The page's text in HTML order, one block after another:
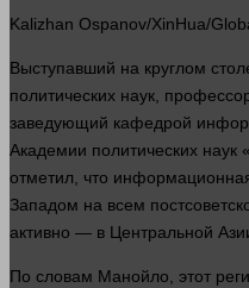
Kalizhan Ospanov/XinHua/
Выступавший на круглом
политических наук,
заведующий кафедрой
Академии политических
отметил, что
Западом на всем
активно — в Центральной
По словам Манойло, этот